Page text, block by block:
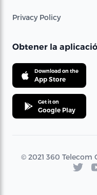
Privacy Policy
Obtener la
Download on the
App Store
Get it on
Google Play
© 2021 360 Telecom